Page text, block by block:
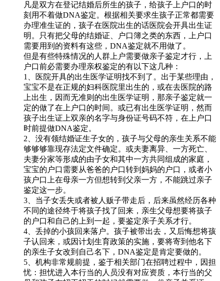
凡是双方在登记结婚后所生的孩子，给孩子上户口的时
刻用不着做DNA鉴定。根据相关要求生孩子正常都需要
办理准生证的，孩子在医院出生的话医院会开具出生证
明。只有把父母的结婚证、户口簿之类的东西，上户口
需要用到的资料有这些，DNA鉴定就不用做了。
但是有些特殊情况的人群上户需要做亲子鉴定才行，上
户口前必需要办理亲权鉴定的有以下这几种：
1、医院开具的出生医学证明找不到了。出于某些理由，
宝宝不是在正规的妇科医院里出生的，或在去医院的路
上出生，因而无准则的出生医学证明，那亲子鉴定就一
定的做了在上户口的时间。或已有出生医学证明，然而
孩子出生证上双亲的名字与身份证号码不符，在上户口
时前提做DNA鉴定。
2、没有领结婚证生子女的，孩子与父母的亲生关系不能
够够够靠现存法定文件确定。或夫妻离异、一方死亡、
夫妻分家等形成的由子女和其中一方共同组成的家庭，
宝宝的户口需要从爸爸的户口转到妈妈的户口，或者小
孩户口上在母亲一方但想转到父亲一方，不能跳过亲子
鉴定这一步。
3、当子女丢失或者被人贩子带走后，后来虽然经历各种
不同的途径终于将孩子找了回来，亲生父母想要将孩子
的户口和自己的上到一起，要鉴定亲子关系才行。
4、丢掉的小孩回来落户。孩子被带出去，又后悔想将孩
子认回来，或因计划生育政策的实施，要将寄到他名下
的亲生子女改到自己名下，DNA鉴定是肯定要做的。
5、机构非常规前提，鉴于相关部门在招聘过程中，因担
忧：担忧进入本行当的人员没有对应资质，本行当的父